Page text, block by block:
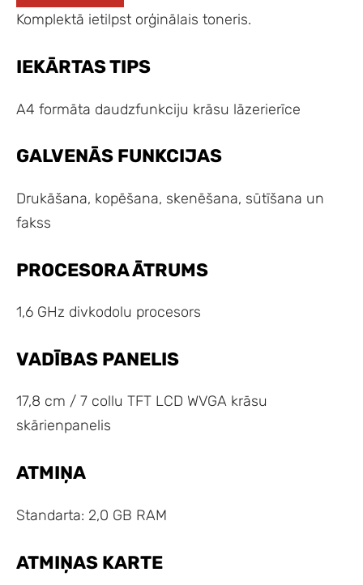
Komplektā ietilpst orģinālais toneris.
IEKĀRTAS TIPS
A4 formāta daudzfunkciju krāsu lāzerierīce
GALVENĀS FUNKCIJAS
Drukāšana, kopēšana, skenēšana, sūtīšana un
fakss
PROCESORA ĀTRUMS
1,6 GHz divkodolu procesors
VADĪBAS PANELIS
17,8 cm / 7 collu TFT LCD WVGA krāsu
skārienpanelis
ATMIŅA
Standarta: 2,0 GB RAM
ATMIŅAS KARTE